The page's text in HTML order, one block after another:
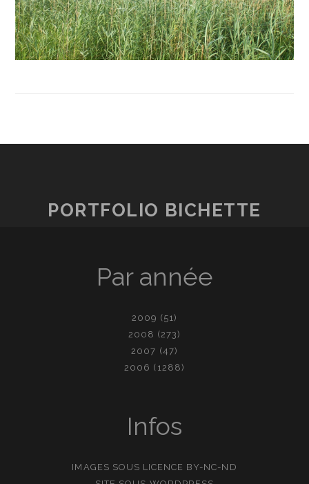
PORTFOLIO BICHETTE
Par année
2009 (51)
2008 (273)
2007 (47)
2006 (1288)
Infos
IMAGES SOUS LICENCE BY-NC-ND